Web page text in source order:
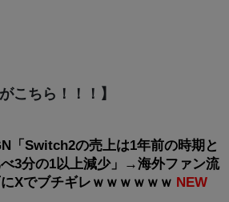
こちら！！！】
「Switch2の売上は1年前の時期と
べ3分の1以上減少」→海外ファン流
Xでブチギレｗｗｗｗｗｗ NEW